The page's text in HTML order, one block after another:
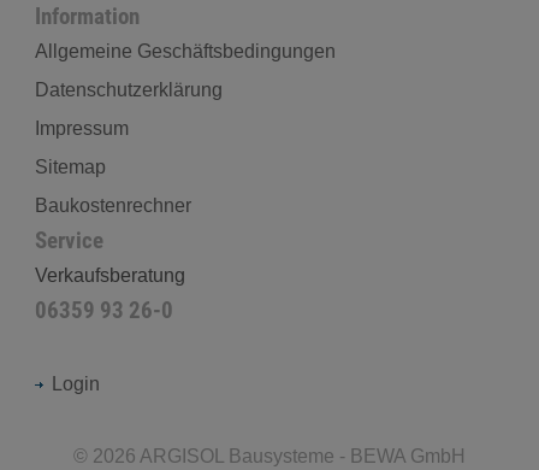
Information
Allgemeine Geschäftsbedingungen
Datenschutzerklärung
Impressum
Sitemap
Baukostenrechner
Service
Verkaufsberatung
06359 93 26-0
Login
© 2026 ARGISOL Bausysteme - BEWA GmbH